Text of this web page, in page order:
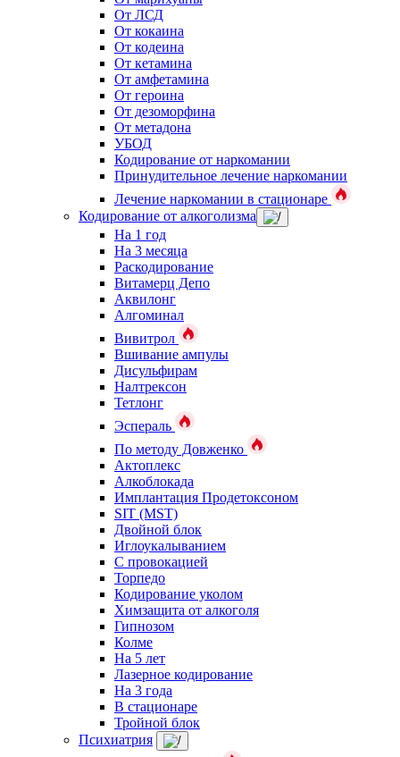
От ЛСД
От кокаина
От кодеина
От кетамина
От амфетамина
От героина
От дезоморфина
От метадона
УБОД
Кодирование от наркомании
Принудительное лечение наркомании
Лечение наркомании в стационаре
Кодирование от алкоголизма
На 1 год
На 3 месяца
Раскодирование
Витамерц Депо
Аквилонг
Алгоминал
Вивитрол
Вшивание ампулы
Дисульфирам
Налтрексон
Тетлонг
Эспераль
По методу Довженко
Актоплекс
Алкоблокада
Имплантация Продетоксоном
SIT (MST)
Двойной блок
Иглоукалыванием
С провокацией
Торпедо
Кодирование уколом
Химзащита от алкоголя
Гипнозом
Колме
На 5 лет
Лазерное кодирование
На 3 года
В стационаре
Тройной блок
Психиатрия